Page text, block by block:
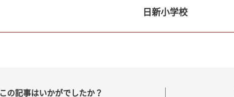
日新小学校
この記事はいかがでしたか？